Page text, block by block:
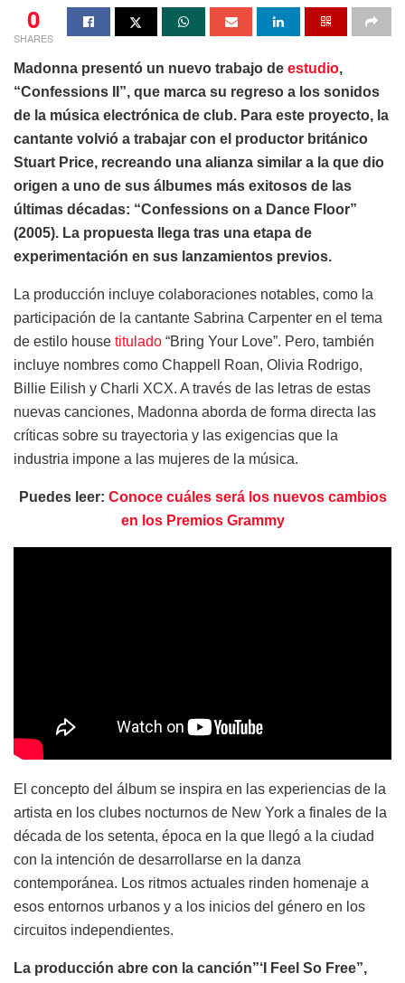
0
SHARES
Madonna presentó un nuevo trabajo de estudio,
“Confessions II”, que marca su regreso a los sonidos
de la música electrónica de club. Para este proyecto, la
cantante volvió a trabajar con el productor británico
Stuart Price, recreando una alianza similar a la que dio
origen a uno de sus álbumes más exitosos de las
últimas décadas: “Confessions on a Dance Floor”
(2005). La propuesta llega tras una etapa de
experimentación en sus lanzamientos previos.
La producción incluye colaboraciones notables, como la
participación de la cantante Sabrina Carpenter en el tema
de estilo house titulado “Bring Your Love”. Pero, también
incluye nombres como Chappell Roan, Olivia Rodrigo,
Billie Eilish y Charli XCX. A través de las letras de estas
nuevas canciones, Madonna aborda de forma directa las
críticas sobre su trayectoria y las exigencias que la
industria impone a las mujeres de la música.
Puedes leer: Conoce cuáles será los nuevos cambios
en los Premios Grammy
El concepto del álbum se inspira en las experiencias de la
artista en los clubes nocturnos de New York a finales de la
década de los setenta, época en la que llegó a la ciudad
con la intención de desarrollarse en la danza
contemporánea. Los ritmos actuales rinden homenaje a
esos entornos urbanos y a los inicios del género en los
circuitos independientes.
La producción abre con la canción”‘I Feel So Free”,